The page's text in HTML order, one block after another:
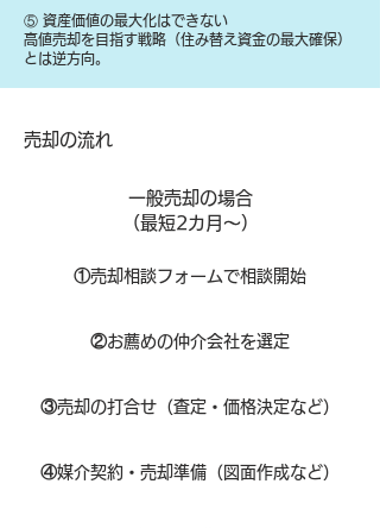
⑤ 資産価値の最大化はできない
高値売却を目指す戦略（住み替え資金の最大確保）
とは逆方向。
​売却の流れ
一般売却の場合
​（最短2カ月～）
①​売却相談フォームで相談開始
②お薦めの仲介会社を選定
③売却の打合せ（査定・価格決定など）
④媒介契約・売却準備（図面作成など）